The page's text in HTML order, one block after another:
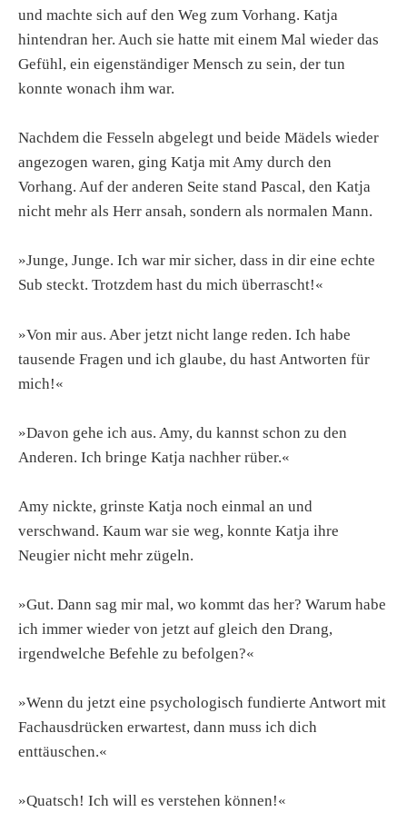
und machte sich auf den Weg zum Vorhang. Katja
hintendran her. Auch sie hatte mit einem Mal wieder das
Gefühl, ein eigenständiger Mensch zu sein, der tun
konnte wonach ihm war.
Nachdem die Fesseln abgelegt und beide Mädels wieder
angezogen waren, ging Katja mit Amy durch den
Vorhang. Auf der anderen Seite stand Pascal, den Katja
nicht mehr als Herr ansah, sondern als normalen Mann.
»Junge, Junge. Ich war mir sicher, dass in dir eine echte
Sub steckt. Trotzdem hast du mich überrascht!«
»Von mir aus. Aber jetzt nicht lange reden. Ich habe
tausende Fragen und ich glaube, du hast Antworten für
mich!«
»Davon gehe ich aus. Amy, du kannst schon zu den
Anderen. Ich bringe Katja nachher rüber.«
Amy nickte, grinste Katja noch einmal an und
verschwand. Kaum war sie weg, konnte Katja ihre
Neugier nicht mehr zügeln.
»Gut. Dann sag mir mal, wo kommt das her? Warum habe
ich immer wieder von jetzt auf gleich den Drang,
irgendwelche Befehle zu befolgen?«
»Wenn du jetzt eine psychologisch fundierte Antwort mit
Fachausdrücken erwartest, dann muss ich dich
enttäuschen.«
»Quatsch! Ich will es verstehen können!«